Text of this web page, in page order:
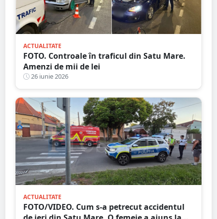
ACTUALITATE
FOTO. Controale în traficul din Satu Mare.
Amenzi de mii de lei
26 iunie 2026
ACTUALITATE
FOTO/VIDEO. Cum s-a petrecut accidentul